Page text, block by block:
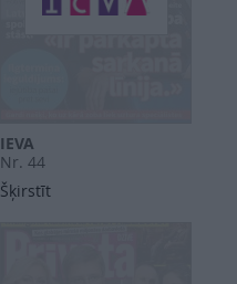
IEVA
Nr. 44
Šķirstīt